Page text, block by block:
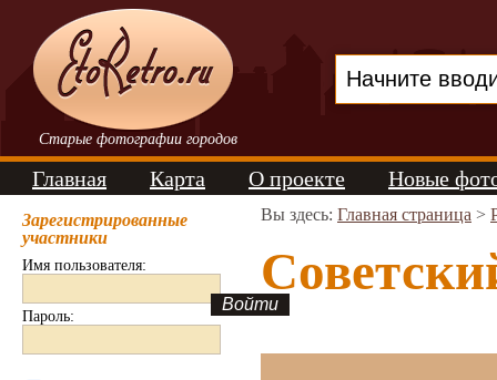
Старые фотографии городов
Главная Карта О проекте Новые
Зарегистрированные
участники
Имя пользователя:
Пароль:
Вы здесь: Главная страница >